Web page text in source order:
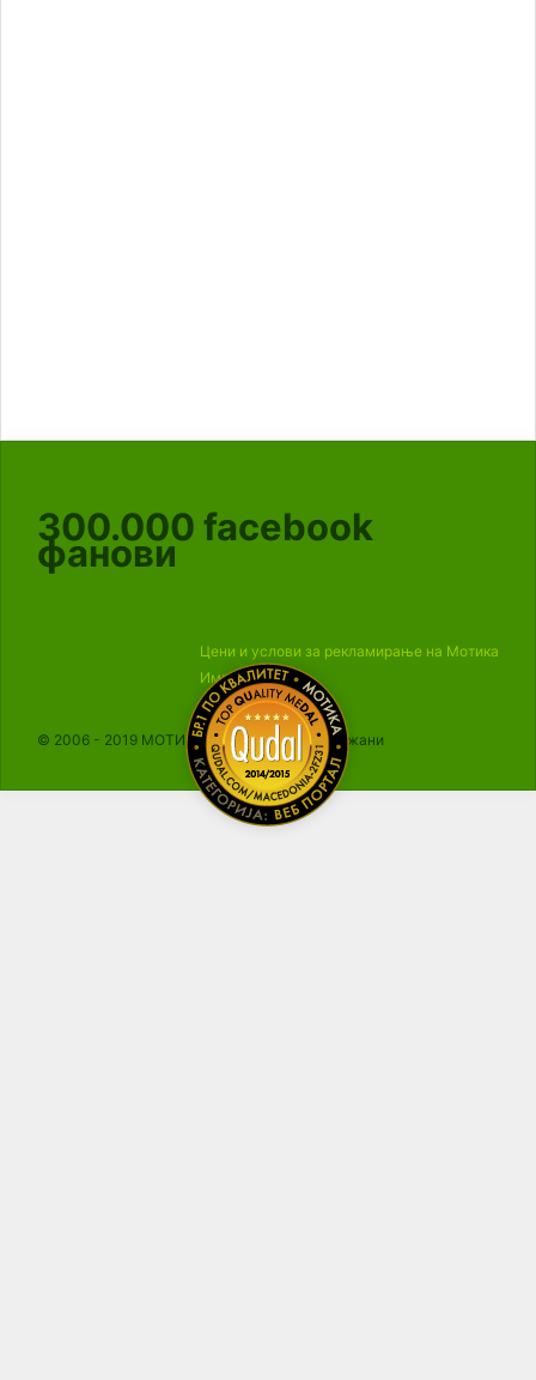
300.000 facebook
фанови
Цени и услови за рекламирање на Мотика
Импресум
© 2006 - 2019 МОТИКА, Сите права се задржани